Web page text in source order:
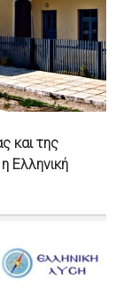
και της
Ελληνική